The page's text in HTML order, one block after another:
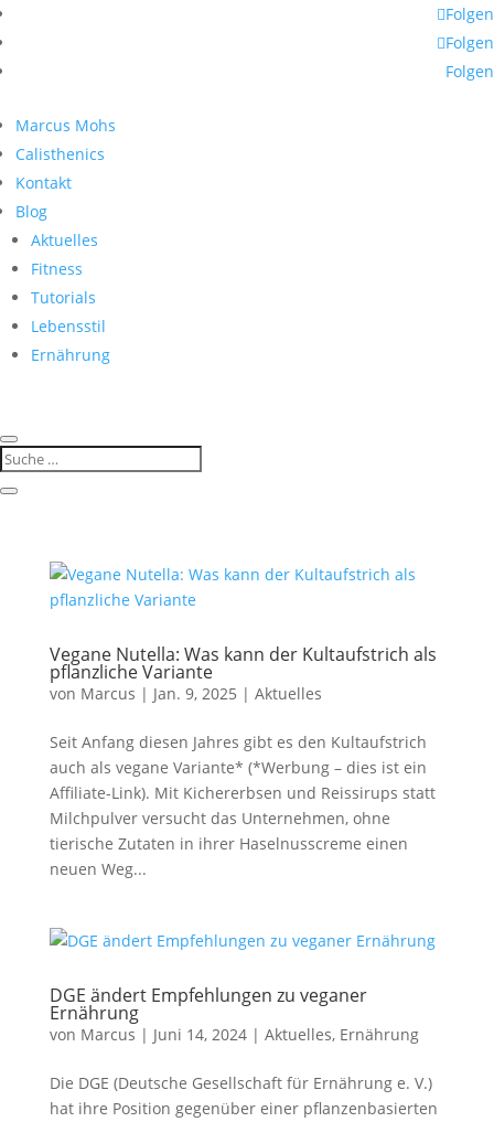
Folgen
Folgen
Folgen
Marcus Mohs
Calisthenics
Kontakt
Blog
Aktuelles
Fitness
Tutorials
Lebensstil
Ernährung
Vegane Nutella: Was kann der Kultaufstrich als
pflanzliche Variante
von Marcus | Jan. 9, 2025 | Aktuelles
Seit Anfang diesen Jahres gibt es den Kultaufstrich
auch als vegane Variante* (*Werbung – dies ist ein
Affiliate-Link). Mit Kichererbsen und Reissirups statt
Milchpulver versucht das Unternehmen, ohne
tierische Zutaten in ihrer Haselnusscreme einen
neuen Weg...
DGE ändert Empfehlungen zu veganer
Ernährung
von Marcus | Juni 14, 2024| Aktuelles, Ernährung
Die DGE (Deutsche Gesellschaft für Ernährung e. V.)
hat ihre Position gegenüber einer pflanzenbasierten